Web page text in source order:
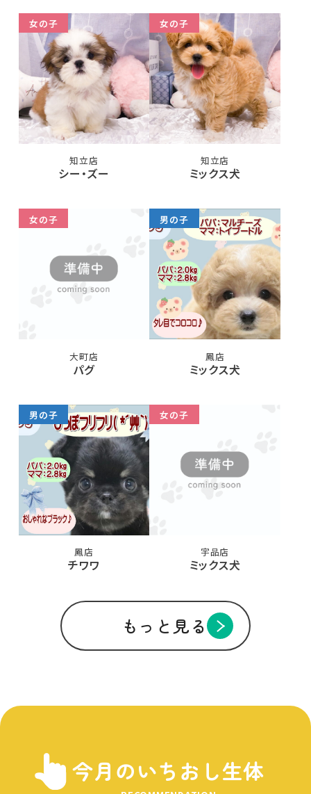
女の子
知立店
シー・ズー
女の子
知立店
ミックス犬
女の子
大町店
パグ
男の子
鳳店
ミックス犬
男の子
鳳店
チワワ
女の子
宇品店
ミックス犬
もっと見る
今月のいちおし生体